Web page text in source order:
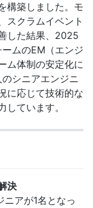
構築しました。モ
スクラムイベント
した結果、2025
ムのEM（エンジ
ム体制の安定化に
シニアエンジニ
に応じて技術的な
ています。
決
アが1名となっ